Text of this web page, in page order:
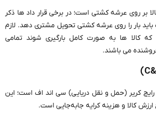
بر روی عرشه کشتی است؛ در برخی قرار داد ها ذکر
بار را روی عرشه کشتی تحویل مشتری دهد. لازم
کالا ها به صورت کامل بارگیری شوند تمامی
می باشند.
کریر (حمل و نقل دریایی) سی اند اف است؛ این
کالا و هزینه کرایه جابه‌جایی است.